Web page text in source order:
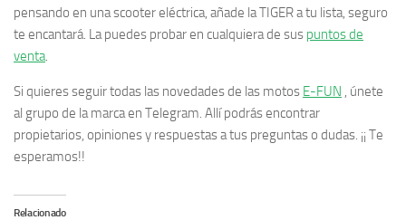
pensando en una scooter eléctrica, añade la TIGER a tu lista, seguro
te encantará. La puedes probar en cualquiera de sus puntos de
venta.
Si quieres seguir todas las novedades de las motos E-FUN , únete
al grupo de la marca en Telegram. Allí podrás encontrar
propietarios, opiniones y respuestas a tus preguntas o dudas. ¡¡ Te
esperamos!!
Relacionado